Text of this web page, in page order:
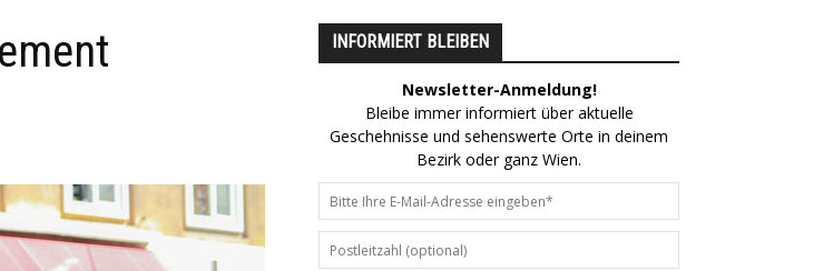
INFORMIERT BLEIBEN
Newsletter-Anmeldung!
Bleibe immer informiert über aktuelle
Geschehnisse und sehenswerte Orte in deinem
Bezirk oder ganz Wien.